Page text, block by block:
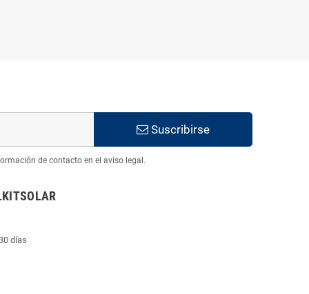
Suscribirse
de contacto en el aviso legal.
días